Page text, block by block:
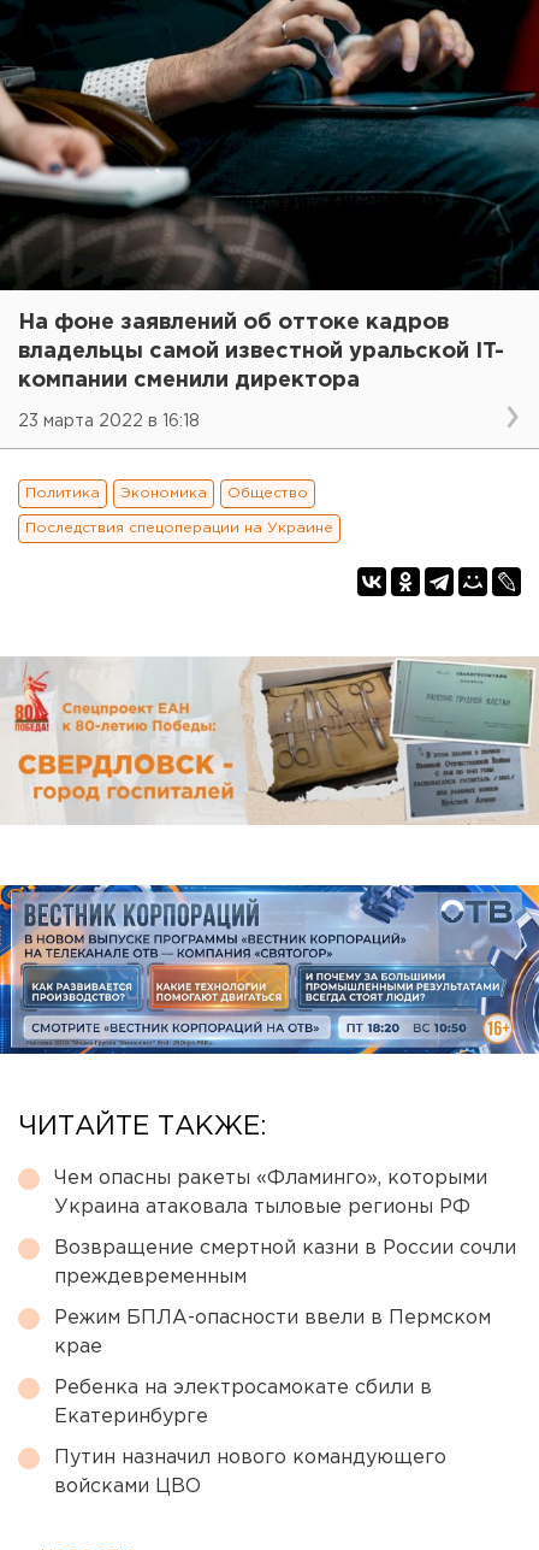
На фоне заявлений об оттоке кадров
владельцы самой известной уральской IT-
компании сменили директора
23 марта 2022 в 16:18
Политика Экономика Общество
Последствия спецоперации на Украине
ЧИТАЙТЕ ТАКЖЕ:
Чем опасны ракеты «Фламинго», которыми
Украина атаковала тыловые регионы РФ
Возвращение смертной казни в России сочли
преждевременным
Режим БПЛА-опасности ввели в Пермском
крае
Ребенка на электросамокате сбили в
Екатеринбурге
Путин назначил нового командующего
войсками ЦВО